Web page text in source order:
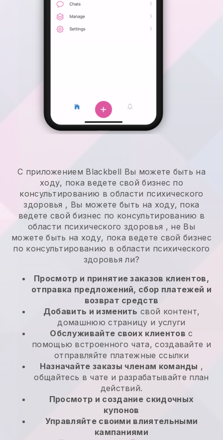
С приложением Blackbell Вы можете быть на
ходу, пока ведете свой бизнес по
консультированию в области психического
здоровья , Вы можете быть на ходу, пока
ведете свой бизнес по консультированию в
области психического здоровья , не Вы
можете быть на ходу, пока ведете свой бизнес
по консультированию в области психического
здоровья ли?
Просмотр и принятие заказов клиентов,
отправка предложений, сбор платежей и
возврат средств
Добавить и изменить свой контент,
домашнюю страницу и услуги
Обслуживайте своих клиентов с
помощью встроенного чата, создавайте и
отправляйте платежные ссылки
Назначайте заказы членам команды ,
общайтесь в чате и разрабатывайте план
действий.
Просмотр и создание скидочных
купонов
Управляйте своими влиятельными
кампаниями